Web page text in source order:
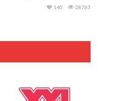
28763
140